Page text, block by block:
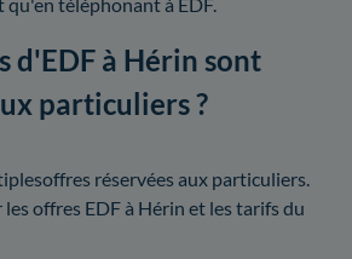
téléphonant à EDF.
d'EDF à Hérin sont
particuliers ?
réservées aux particuliers.
offres EDF à Hérin et les tarifs du